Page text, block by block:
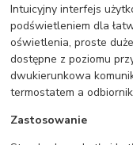
Intuicyjny interfejs
podświetleniem dla
oświetlenia, proste
dostępne z poziomu
dwukierunkowa
termostatem a
Zastosowanie